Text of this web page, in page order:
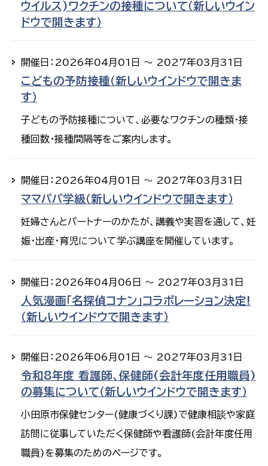
ウイルス)ワクチンの接種について（新しいウイン
ドウで開きます）
開催日：2026年04月01日 ～ 2027年03月31日
こどもの予防接種（新しいウインドウで開きま
す）
子どもの予防接種について、必要なワクチンの種類・接
種回数・接種間隔等をご案内します。
開催日：2026年04月01日 ～ 2027年03月31日
ママパパ学級（新しいウインドウで開きます）
妊婦さんとパートナーのかたが、講義や実習を通して、妊
娠・出産・育児について学ぶ講座を開催しています。
開催日：2026年04月06日 ～ 2027年03月31日
人気漫画「名探偵コナン」コラボレーション決定!
（新しいウインドウで開きます）
開催日：2026年06月01日 ～ 2027年03月31日
令和8年度 看護師、保健師(会計年度任用職員)
の募集について（新しいウインドウで開きます）
小田原市保健センター(健康づくり課)で健康相談や家庭
訪問に従事していただく保健師や看護師(会計年度任用
職員)を募集のためのページです。